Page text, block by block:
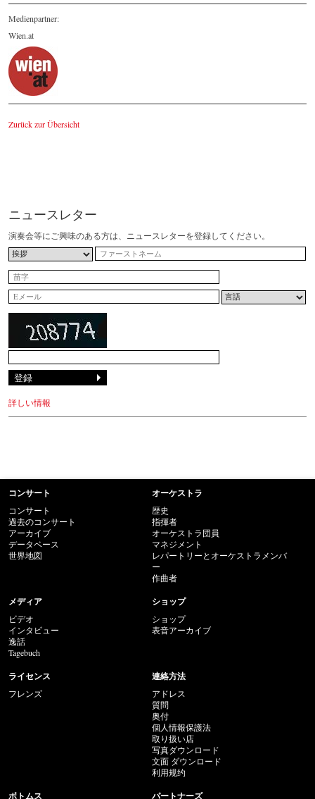
Medienpartner:
Wien.at
Zurück zur Übersicht
ニュースレター
演奏会等にご興味のある方は、ニュースレターを登録してください。
詳しい情報
コンサート
コンサート
過去のコンサート
アーカイブ
データベース
世界地図
オーケストラ
歴史
指揮者
オーケストラ団員
マネジメント
レパートリーとオーケストラメンバ
ー
作曲者
メディア
ビデオ
インタビュー
逸話
Tagebuch
ショップ
ショップ
表音アーカイブ
ライセンス
フレンズ
連絡方法
アドレス
質問
奥付
個人情報保護法
取り扱い店
写真ダウンロード
文面 ダウンロード
利用规约
ボトムス パートナーズ